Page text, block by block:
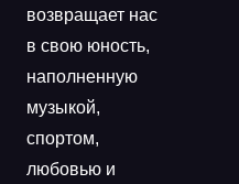
возвращает нас
в свою юность,
наполненную
музыкой,
спортом,
любовью и